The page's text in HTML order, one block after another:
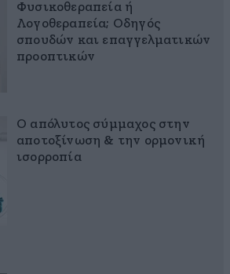
Φυσικοθεραπεία ή
Λογοθεραπεία; Οδηγός
σπουδών και επαγγελματικών
προοπτικών
Ο απόλυτος σύμμαχος στην
αποτοξίνωση & την ορμονική
ισορροπία